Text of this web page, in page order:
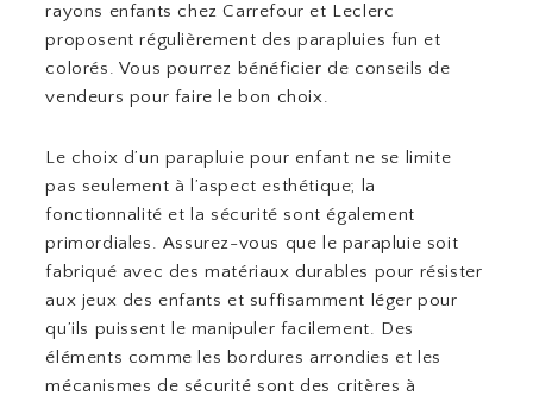
rayons enfants chez Carrefour et Leclerc
proposent régulièrement des parapluies fun et
colorés. Vous pourrez bénéficier de conseils de
vendeurs pour faire le bon choix.
Le choix d’un parapluie pour enfant ne se limite
pas seulement à l’aspect esthétique; la
fonctionnalité et la sécurité sont également
primordiales. Assurez-vous que le parapluie soit
fabriqué avec des matériaux durables pour résister
aux jeux des enfants et suffisamment léger pour
qu’ils puissent le manipuler facilement. Des
éléments comme les bordures arrondies et les
mécanismes de sécurité sont des critères à